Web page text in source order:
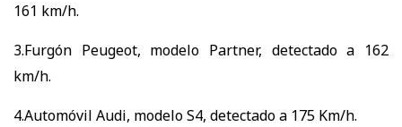
161 km/h.
3.Furgón Peugeot, modelo Partner, detectado a 162
km/h.
4.Automóvil Audi, modelo S4, detectado a 175 Km/h.